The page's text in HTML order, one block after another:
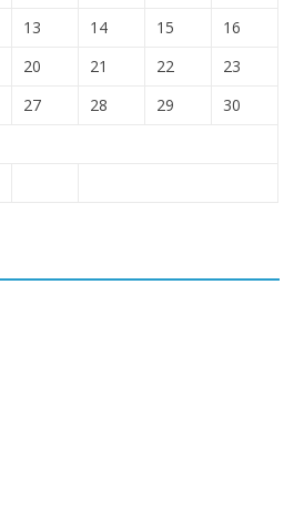
13 14 15
16
20 21 22
23
27 28 29
30